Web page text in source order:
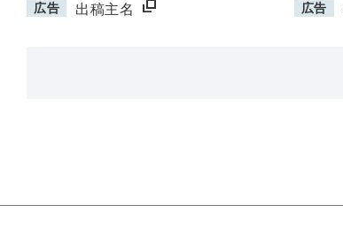
広告 出稿主名 広告